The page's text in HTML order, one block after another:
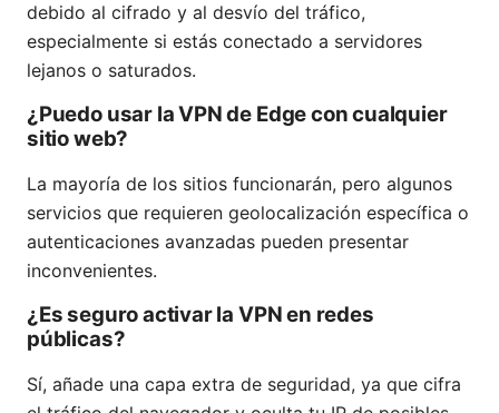
debido al cifrado y al desvío del tráfico,
especialmente si estás conectado a servidores
lejanos o saturados.
¿Puedo usar la VPN de Edge con cualquier
sitio web?
La mayoría de los sitios funcionarán, pero algunos
servicios que requieren geolocalización específica o
autenticaciones avanzadas pueden presentar
inconvenientes.
¿Es seguro activar la VPN en redes
públicas?
Sí, añade una capa extra de seguridad, ya que cifra